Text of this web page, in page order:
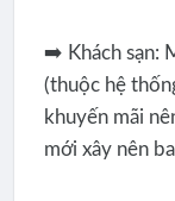
➡️ Khách sạn:
(thuộc hệ
khuyến mãi
mới xây nên